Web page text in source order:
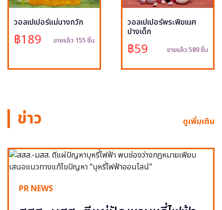
วอลเปเปอร์แม่นางกวัก
฿189 ขายแล้ว 155 ชิ้น
วอลเปเปอร์พระพิฆเนศ
ปางเด็ก
฿59 ขายแล้ว 589 ชิ้น
ข่าว ดูเพิ่มเติม
PR NEWS